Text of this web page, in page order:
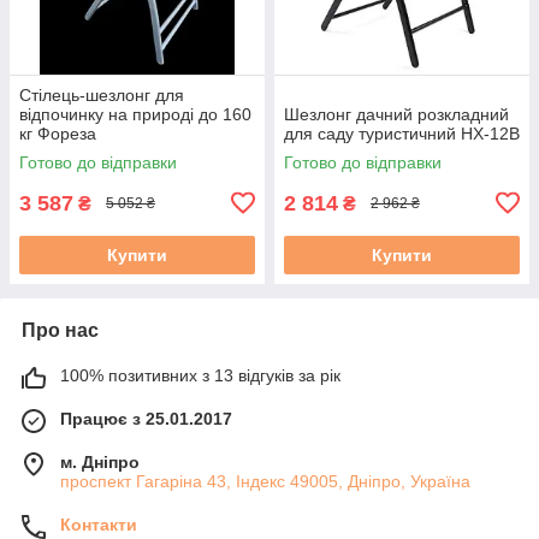
Стілець-шезлонг для
відпочинку на природі до 160
кг Фореза
Готово до відправки
3 587 ₴ 5 052 ₴
Купити
Шезлонг дачний розкладний
для саду туристичний HX-12B
Готово до відправки
2 814 ₴ 2 962 ₴
Купити
Про нас
100% позитивних з 13 відгуків за рік
Працює з 25.01.2017
м. Дніпро
проспект Гагаріна 43, Індекс 49005, Дніпро, Україна
Контакти